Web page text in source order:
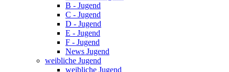
B - Jugend
C - Jugend
D - Jugend
E - Jugend
F - Jugend
News Jugend
weibliche Jugend
weibliche Jugend